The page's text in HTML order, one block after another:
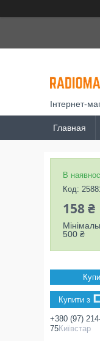
Інтернет-
Главная
В
Код:
158 ₴
500 ₴
Купити з
+380 (97)
75Київстар